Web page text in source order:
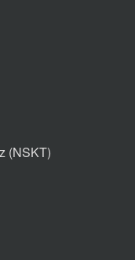
(NSKT)